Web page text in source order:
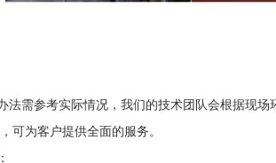
需参考实际情况，我们的技术团队会根据现场
可为客户提供全面的服务。